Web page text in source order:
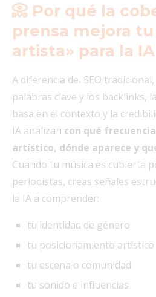
📀 Por qué la
prensa mejora tu
artista» para la IA
A diferencia del SEO
palabras clave y los backlinks,
basa en el contexto y la
IA analizan con qué
artístico, dónde aparece y
Cuando tu música es cubierta
periodistas, creas señales
la IA a comprender:
tu identidad de género
tu posicionamiento artístico
tu escena o comunidad
tu sonido e influencias